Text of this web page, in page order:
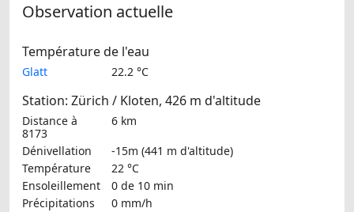
Observation actuelle
Température de l'eau
Glatt 22.2 °C
Station: Zürich / Kloten, 426 m d'altitude
Distance à
8173
6 km
Dénivellation
-15m (441 m d'altitude)
Température
22 °C
Ensoleillement
0 de 10 min
Précipitations
0 mm/h